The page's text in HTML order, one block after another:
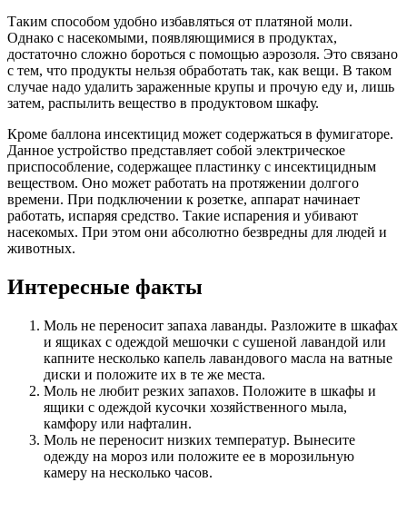
Таким способом удобно избавляться от платяной моли.
Однако с насекомыми, появляющимися в продуктах,
достаточно сложно бороться с помощью аэрозоля. Это связано
с тем, что продукты нельзя обработать так, как вещи. В таком
случае надо удалить зараженные крупы и прочую еду и, лишь
затем, распылить вещество в продуктовом шкафу.
Кроме баллона инсектицид может содержаться в фумигаторе.
Данное устройство представляет собой электрическое
приспособление, содержащее пластинку с инсектицидным
веществом. Оно может работать на протяжении долгого
времени. При подключении к розетке, аппарат начинает
работать, испаряя средство. Такие испарения и убивают
насекомых. При этом они абсолютно безвредны для людей и
животных.
Интересные факты
Моль не переносит запаха лаванды. Разложите в шкафах
и ящиках с одеждой мешочки с сушеной лавандой или
капните несколько капель лавандового масла на ватные
диски и положите их в те же места.
Моль не любит резких запахов. Положите в шкафы и
ящики с одеждой кусочки хозяйственного мыла,
камфору или нафталин.
Моль не переносит низких температур. Вынесите
одежду на мороз или положите ее в морозильную
камеру на несколько часов.